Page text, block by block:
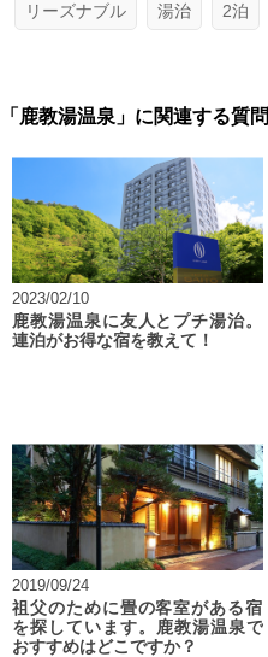
リーズナブル 湯治 2泊
「鹿教湯温泉」に関連する質問
2023/02/10
鹿教湯温泉に友人とプチ湯治。
連泊がお得な宿を教えて！
2019/09/24
祖父のために畳の客室がある宿
を探しています。鹿教湯温泉で
おすすめはどこですか？